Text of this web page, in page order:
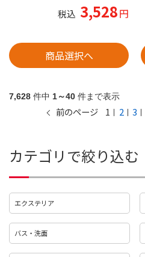
税込 3,528円
商品選択へ
7,628 件中 1～40 件まで表示
前のページ 1 2 3
カテゴリで絞り込む
エクステリア
バス・洗面